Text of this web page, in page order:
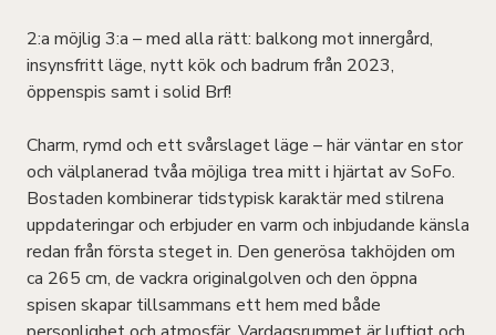
2:a möjlig 3:a – med alla rätt: balkong mot innergård,
insynsfritt läge, nytt kök och badrum från 2023,
öppenspis samt i solid Brf!
Charm, rymd och ett svårslaget läge – här väntar en stor
och välplanerad tvåa möjliga trea mitt i hjärtat av SoFo.
Bostaden kombinerar tidstypisk karaktär med stilrena
uppdateringar och erbjuder en varm och inbjudande känsla
redan från första steget in. Den generösa takhöjden om
ca 265 cm, de vackra originalgolven och den öppna
spisen skapar tillsammans ett hem med både